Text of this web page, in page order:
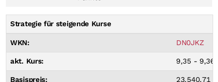
Strategie für steigende Kurse
WKN: DN0JKZ
akt. Kurs: 9,35 - 9,36
Basispreis: 23.540,71